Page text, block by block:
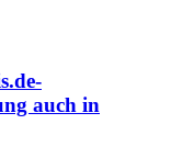
auch in